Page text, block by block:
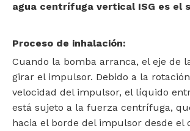
agua centrífuga vertical ISG es el
Proceso de inhalación:
Cuando la bomba arranca, el eje de
girar el impulsor. Debido a la
velocidad del impulsor, el líquido
está sujeto a la fuerza centrífuga,
hacia el borde del impulsor desde el